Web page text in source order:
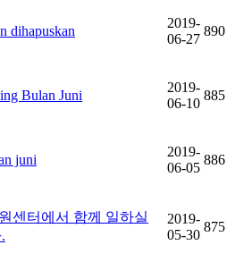
dihapuskan
2019-
06-27
890
Bulan Juni
2019-
06-10
885
juni
2019-
06-05
886
센터에서 함께 일하실
2019-
05-30
875